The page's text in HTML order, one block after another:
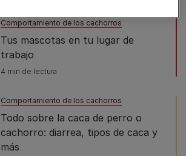
Comportamiento de los cachorros
Tus mascotas en tu lugar de
trabajo
4 min de lectura
Comportamiento de los cachorros
Todo sobre la caca de perro o
cachorro: diarrea, tipos de caca y
más